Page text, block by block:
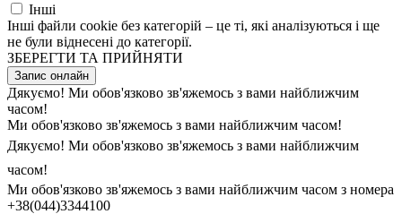
Інші
Інші файли cookie без категорій – це ті, які аналізуються і ще
не були віднесені до категорії.
ЗБЕРЕГТИ ТА ПРИЙНЯТИ
Запис онлайн
Дякуємо! Ми обов'язково зв'яжемось з вами найближчим
часом!
Ми обов'язково зв'яжемось з вами найближчим часом!
Дякуємо! Ми обов'язково зв'яжемось з вами найближчим
часом!
Ми обов'язково зв'яжемось з вами найближчим часом з номера
+38(044)3344100